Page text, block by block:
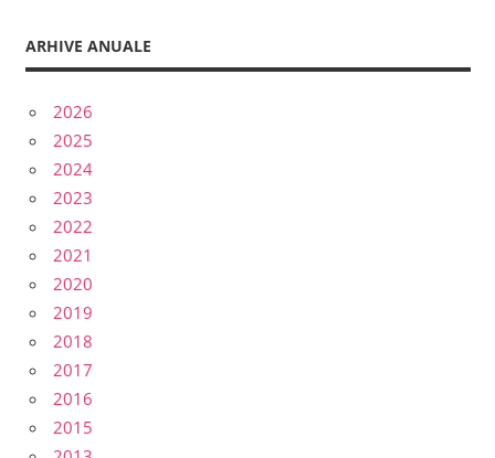
ARHIVE ANUALE
2026
2025
2024
2023
2022
2021
2020
2019
2018
2017
2016
2015